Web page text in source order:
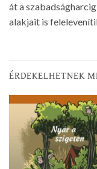
át a
alakjait is
ÉRDEKELHETNEK